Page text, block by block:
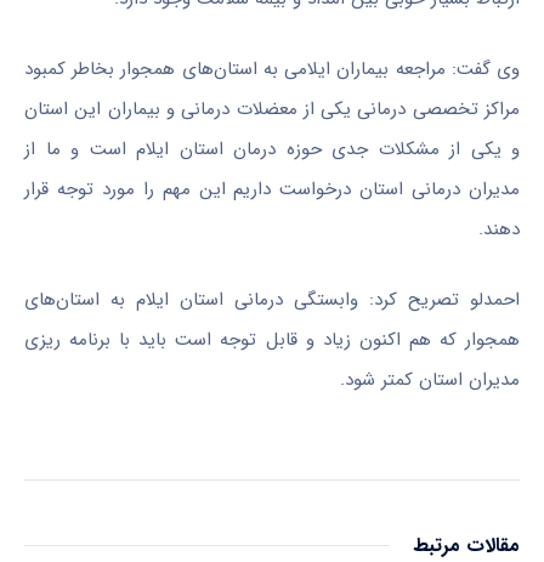
وی گفت: مراجعه بیماران ایلامیبه استان‌های همجوار بخاطر کمبود
مراکز تخصصی درمانی یکی از معضلات درمانی و بیماران این استان
و یکی از مشکلات جدی حوزه درمان استان ایلام است و ما از
مدیران درمانی استان درخواست داریم این مهم را مورد توجه قرار
دهند.
احمدلو تصریح کرد: وابستگی درمانی استان ایلام به استان‌های
همجوار که هم اکنون زیاد و قابل توجه است باید با برنامه ریزی
مدیران استان کمتر شود.
مقالات مرتبط